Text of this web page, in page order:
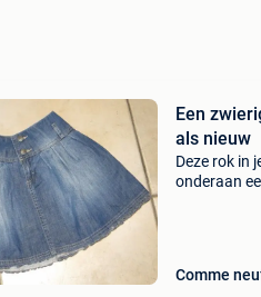
Een
als nieuw
Deze rok in
onderaan
Comme